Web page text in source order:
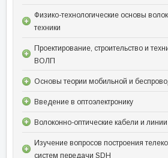
Физико-технологические основы
техники
Проектирование, строительство и
ВОЛП
Основы теории мобильной и
Введение в оптоэлектронику
Волоконно-оптические кабели и
Изучение вопросов построения
систем передачи SDH